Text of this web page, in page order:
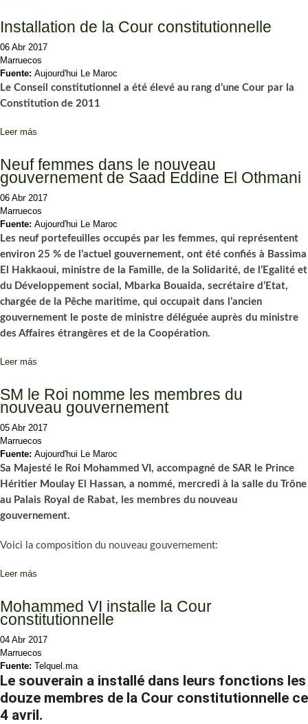
Installation de la Cour constitutionnelle
06 Abr 2017
Marruecos
Fuente: Aujourd'hui Le Maroc
Le Conseil constitutionnel a été élevé au rang d’une Cour par la
Constitution de 2011
Leer más
Neuf femmes dans le nouveau
gouvernement de Saad Eddine El Othmani
06 Abr 2017
Marruecos
Fuente: Aujourd'hui Le Maroc
Les neuf portefeuilles occupés par les femmes, qui représentent
environ 25 % de l’actuel gouvernement, ont été confiés à Bassima
El Hakkaoui, ministre de la Famille, de la Solidarité, de l’Egalité et
du Développement social, Mbarka Bouaida, secrétaire d’Etat,
chargée de la Pêche maritime, qui occupait dans l’ancien
gouvernement le poste de ministre déléguée auprès du ministre
des Affaires étrangères et de la Coopération.
Leer más
SM le Roi nomme les membres du
nouveau gouvernement
05 Abr 2017
Marruecos
Fuente: Aujourd'hui Le Maroc
Sa Majesté le Roi Mohammed VI, accompagné de SAR le Prince
Héritier Moulay El Hassan, a nommé, mercredi à la salle du Trône
au Palais Royal de Rabat, les membres du nouveau
gouvernement.
Voici la composition du nouveau gouvernement:
Leer más
Mohammed VI installe la Cour
constitutionnelle
04 Abr 2017
Marruecos
Fuente: Telquel.ma
Le souverain a installé dans leurs fonctions les
douze membres de la Cour constitutionnelle ce
4 avril.